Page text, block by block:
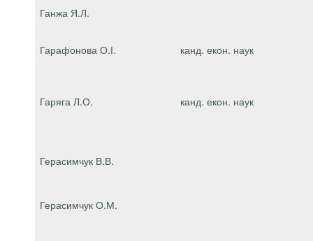
Ганжа Я.Л.
Гарафонова О.І. канд. екон. наук
Гаряга Л.О. канд. екон. наук
Герасимчук В.В.
Герасимчук О.М.